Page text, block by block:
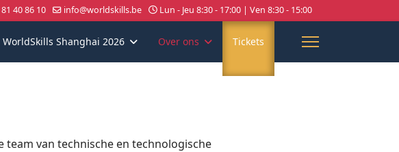
40 86 10 info@worldskills.be Lun - Jeu 8:30 - 17:00 | Ven 8:30 - 15:00
WorldSkills Shanghai 2026 Over ons Tickets
team van technische en technologische